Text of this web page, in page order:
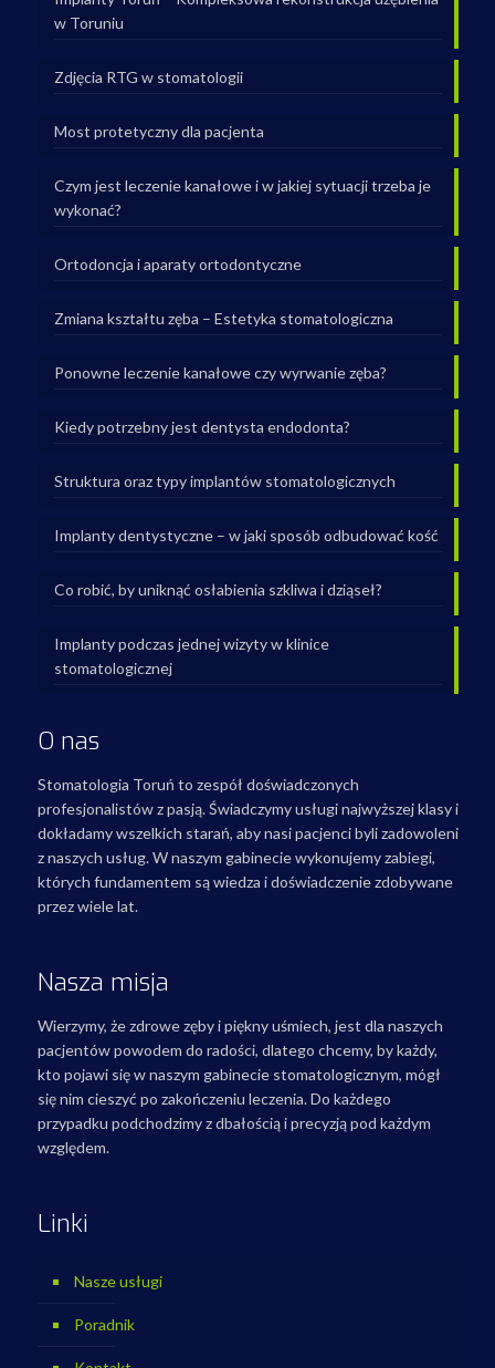
w Toruniu
Zdjęcia RTG w stomatologii
Most protetyczny dla pacjenta
Czym jest leczenie kanałowe i w jakiej sytuacji trzeba je
wykonać?
Ortodoncja i aparaty ortodontyczne
Zmiana kształtu zęba – Estetyka stomatologiczna
Ponowne leczenie kanałowe czy wyrwanie zęba?
Kiedy potrzebny jest dentysta endodonta?
Struktura oraz typy implantów stomatologicznych
Implanty dentystyczne – w jaki sposób odbudować kość
Co robić, by uniknąć osłabienia szkliwa i dziąseł?
Implanty podczas jednej wizyty w klinice
stomatologicznej
O nas
Stomatologia Toruń to zespół doświadczonych
profesjonalistów z pasją. Świadczymy usługi najwyższej klasy i
dokładamy wszelkich starań, aby nasi pacjenci byli zadowoleni
z naszych usług. W naszym gabinecie wykonujemy zabiegi,
których fundamentem są wiedza i doświadczenie zdobywane
przez wiele lat.
Nasza misja
Wierzymy, że zdrowe zęby i piękny uśmiech, jest dla naszych
pacjentów powodem do radości, dlatego chcemy, by każdy,
kto pojawi się w naszym gabinecie stomatologicznym, mógł
się nim cieszyć po zakończeniu leczenia. Do każdego
przypadku podchodzimy z dbałością i precyzją pod każdym
względem.
Linki
Nasze usługi
Poradnik